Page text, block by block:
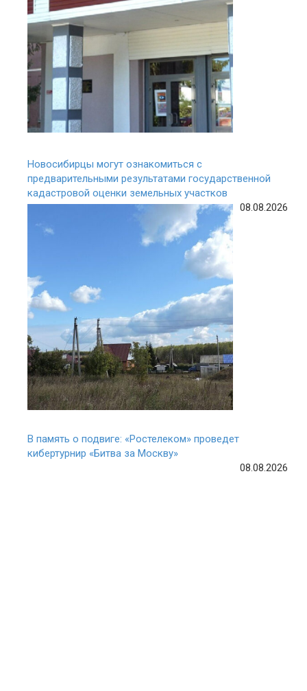
Новосибирцы могут ознакомиться с
предварительными результатами государственной
кадастровой оценки земельных участков
08.08.2026
В память о подвиге: «Ростелеком» проведет
кибертурнир «Битва за Москву»
08.08.2026